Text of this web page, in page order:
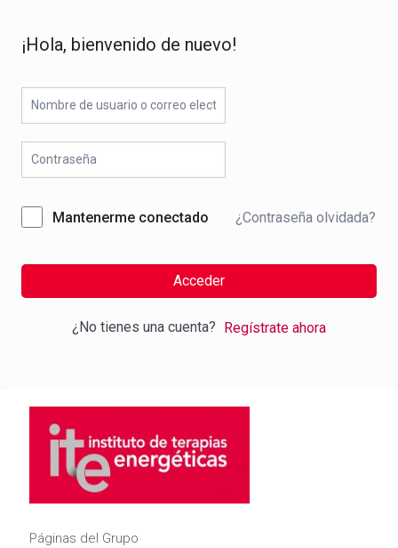
¡Hola, bienvenido de nuevo!
Mantenerme conectado ¿Contraseña olvidada?
Acceder
¿No tienes una cuenta? Regístrate ahora
Páginas del Grupo